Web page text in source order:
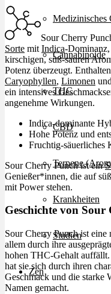
Medizinisches
Cannabinoide
THC
CBD
Terpene
Krankheiten
Studien
Zen
Sour Cherry
Sorte mit Indica-
kirschigen, süß-sauren
Potenz überzeugt.
Caryophyllen, Limonen und
ein intensives
angenehme Wirkungen.
Indica-dominante
Hohe Potenz und
Fruchtig-säuerliches
Sour Cherry Punch ist ein
Genießer*innen, die auf
mit Power stehen.
Geschichte von
Sour Cherry Punch ist eine
allem durch ihre
hohen THC-Gehalt
hat sie sich durch ihren
Geschmack und die starke
Namen gemacht.